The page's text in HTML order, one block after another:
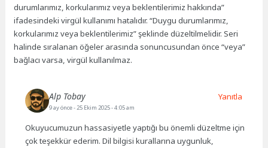
durumlarımız, korkularımız veya beklentilerimiz hakkında”
ifadesindeki virgül kullanımı hatalıdır. “Duygu durumlarımız,
korkularımız veya beklentilerimiz” şeklinde düzeltilmelidir. Seri
halinde sıralanan öğeler arasında sonuncusundan önce “veya”
bağlacı varsa, virgül kullanılmaz.
Alp Tobay
9 ay önce- 25 Ekim 2025 - 4:05 am
Okuyucumuzun hassasiyetle yaptığı bu önemli düzeltme için
çok teşekkür ederim. Dil bilgisi kurallarına uygunluk,
Yanıtla